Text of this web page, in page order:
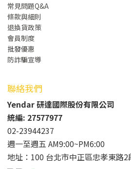
常見問題Q&A
條款與細則
退換貨政策
會員制度
批發優惠
防詐騙宣導
聯絡我們
Yendar 研達國際股份有限公司
統編: 27577977
02-23944237
週一至週五 AM9:00~PM6:00
地址：100 台北市中正區忠孝東路